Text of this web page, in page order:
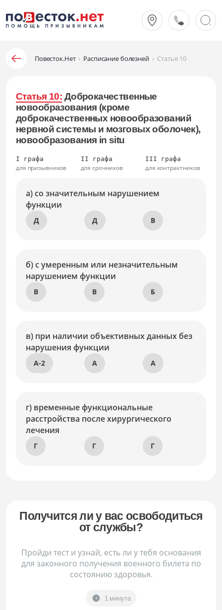
Повесток.Нет › Расписание болезней › Статья 10
Статья 10: Доброкачественные
новообразования (кроме
доброкачественных новообразований
нервной системы и мозговых оболочек),
новообразования in situ
I графа
для призывников
II графа
для срочников
III графа
для контрактников
а) со значительным нарушением
функции
Д Д В
б) с умеренным или незначительным
нарушением функции
В В Б
в) при наличии объективных данных без
нарушения функции
А-2 А А
г) временные функциональные
расстройства после хирургического
лечения
Г Г Г
Получится ли у вас освободиться
от службы?
Пройди тест и узнай, есть ли у тебя основания
для законного получения военного билета по
состоянию здоровья.
1 минута